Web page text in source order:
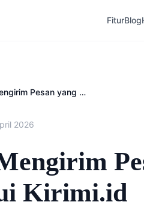
FiturBlog
Cara Mengirim Pesan yang Efektif Melalui Kirimi.id
2026
Kirimi.id